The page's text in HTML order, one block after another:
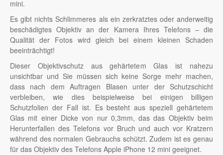
mini.
Es gibt nichts Schlimmeres als ein zerkratztes oder anderweitig
beschädigtes Objektiv an der Kamera Ihres Telefons – die
Qualität der Fotos wird gleich bei einem kleinen Schaden
beeinträchtigt!
Dieser Objektivschutz aus gehärtetem Glas ist nahezu
unsichtbar und Sie müssen sich keine Sorge mehr machen,
dass nach dem Auftragen Blasen unter der Schutzschicht
verbleiben, wie dies beispielweise bei einigen billigen
Schutzfolien der Fall ist. Es besteht aus speziell gehärtetem
Glas mit einer Dicke von nur 0,3mm, das das Objektiv beim
Herunterfallen des Telefons vor Bruch und auch vor Kratzern
während des normalen Gebrauchs schützt. Zudem ist es genau
für das Objektiv des Telefons Apple iPhone 12 mini geeignet.